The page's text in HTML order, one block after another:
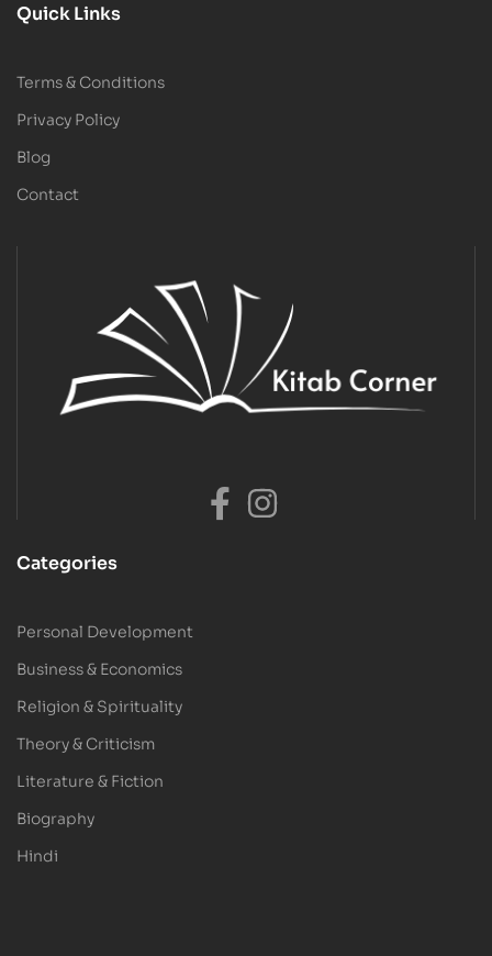
Quick Links
Terms & Conditions
Privacy Policy
Blog
Contact
Categories
Personal Development
Business & Economics
Religion & Spirituality
Theory & Criticism
Literature & Fiction
Biography
Hindi